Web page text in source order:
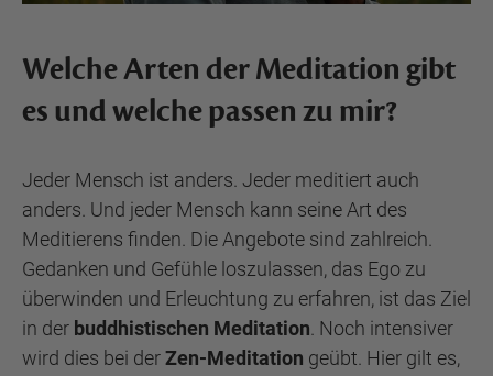
Welche Arten der Meditation gibt
es und welche passen zu mir?
Jeder Mensch ist anders. Jeder meditiert auch
anders. Und jeder Mensch kann seine Art des
Meditierens finden. Die Angebote sind zahlreich.
Gedanken und Gefühle loszulassen, das Ego zu
überwinden und Erleuchtung zu erfahren, ist das Ziel
in der buddhistischen Meditation . Noch intensiver
wird dies bei derZen-Meditation geübt. Hier gilt es,